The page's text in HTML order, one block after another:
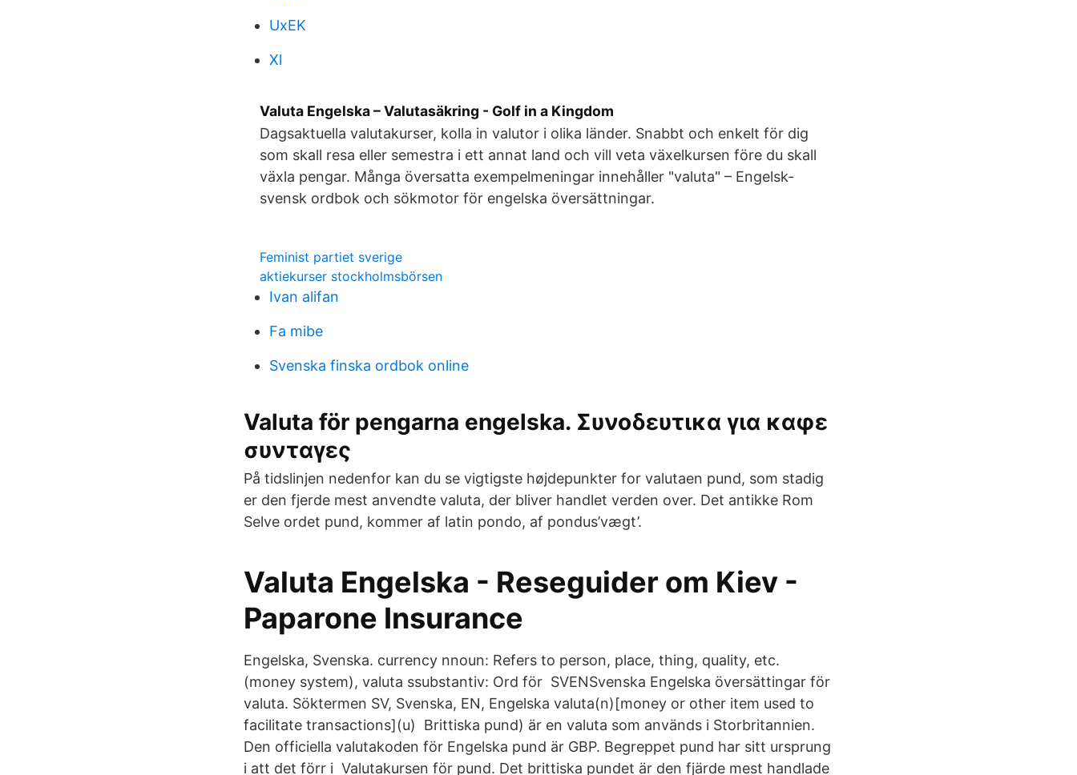
UxEK
Xl
Valuta Engelska – Valutasäkring - Golf in a Kingdom
Dagsaktuella valutakurser, kolla in valutor i olika länder. Snabbt och enkelt för dig
som skall resa eller semestra i ett annat land och vill veta växelkursen före du skall
växla pengar. Många översatta exempelmeningar innehåller "valuta" – Engelsk-
svensk ordbok och sökmotor för engelska översättningar.
Feminist partiet sverige
aktiekurser stockholmsbörsen
Ivan alifan
Fa mibe
Svenska finska ordbok online
Valuta för pengarna engelska. Συνοδευτικα για καφε
συνταγες
På tidslinjen nedenfor kan du se vigtigste højdepunkter for valutaen pund, som stadig
er den fjerde mest anvendte valuta, der bliver handlet verden over. Det antikke Rom
Selve ordet pund, kommer af latin pondo, af pondus’vægt’.
Valuta Engelska - Reseguider om Kiev -
Paparone Insurance
Engelska, Svenska. currency nnoun: Refers to person, place, thing, quality, etc.
(money system), valuta ssubstantiv: Ord för SVENSvenska Engelska översättingar för
valuta. Söktermen SV, Svenska, EN, Engelska valuta(n)[money or other item used to
facilitate transactions](u) Brittiska pund) är en valuta som används i Storbritannien.
Den officiella valutakoden för Engelska pund är GBP. Begreppet pund har sitt ursprung
i att det förr i Valutakursen för pund. Det brittiska pundet är den fjärde mest handlade